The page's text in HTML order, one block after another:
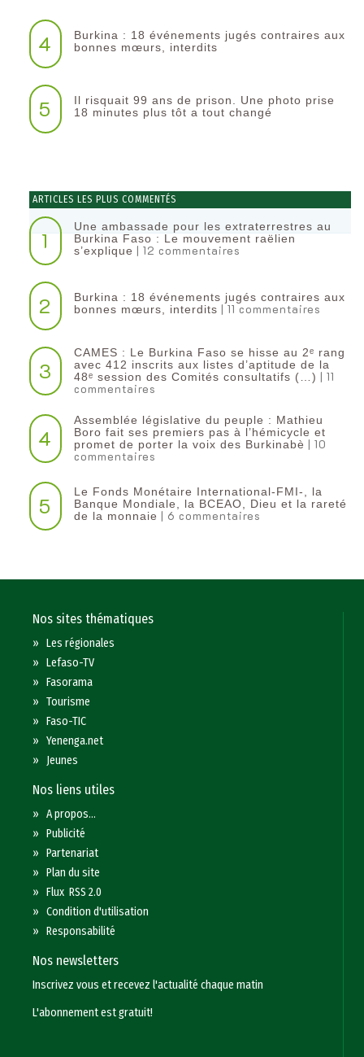
4
Burkina : 18 événements jugés contraires aux
bonnes mœurs, interdits
5
Il risquait 99 ans de prison. Une photo prise
18 minutes plus tôt a tout changé
ARTICLES LES PLUS COMMENTÉS
1
Une ambassade pour les extraterrestres au
Burkina Faso : Le mouvement raëlien
s’explique | 12 commentaires
2
Burkina : 18 événements jugés contraires aux
bonnes mœurs, interdits | 11 commentaires
3
CAMES : Le Burkina Faso se hisse au 2ᵉ rang
avec 412 inscrits aux listes d’aptitude de la
48ᵉ session des Comités consultatifs (…) | 11
commentaires
4
Assemblée législative du peuple : Mathieu
Boro fait ses premiers pas à l’hémicycle et
promet de porter la voix des Burkinabè | 10
commentaires
5
Le Fonds Monétaire International-FMI-, la
Banque Mondiale, la BCEAO, Dieu et la rareté
de la monnaie | 6 commentaires
Nos sites thématiques
»Les régionales
»Lefaso-TV
»Fasorama
»Tourisme
»Faso-TIC
»Yenenga.net
» Jeunes
Nos liens utiles
»A propos...
»Publicité
»Partenariat
»Plan du site
»Flux RSS 2.0
»Condition d'utilisation
»Responsabilité
Nos newsletters
Inscrivez vous et recevez l'actualité chaque matin
L'abonnement est gratuit!